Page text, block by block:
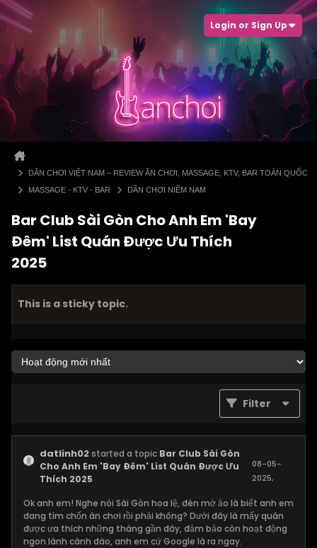
Login or Sign Up
DÂN CHƠI VIỆT NAM – REVIEW ĂN CHƠI, MASSAGE, KTV, BAR TOÀN QUỐC
MASSAGE - KTV - BAR
DÂN CHƠI NIỀM NAM
Bar Club Sài Gòn Cho Anh Em 'Bay
Đêm' List Quán Được Ưu Thích
2025
This is a sticky topic.
Filter
datlinh02started a topic Bar Club Sài Gòn
Cho Anh Em 'Bay Đêm' List Quán Được Ưu
Thích 2025
08-05-
2025,
Ok anh em! Nghe nói Sài Gòn hoa lệ, đèn mờ ảo là biết anh em
đang tìm chốn ăn chơi rồi phải không? Dưới đây là mấy quán
được ưa thích những tháng gần đây, đảm bảo còn hoạt động
ngon lành cành đào, anh em cứ Google là ra ngay.